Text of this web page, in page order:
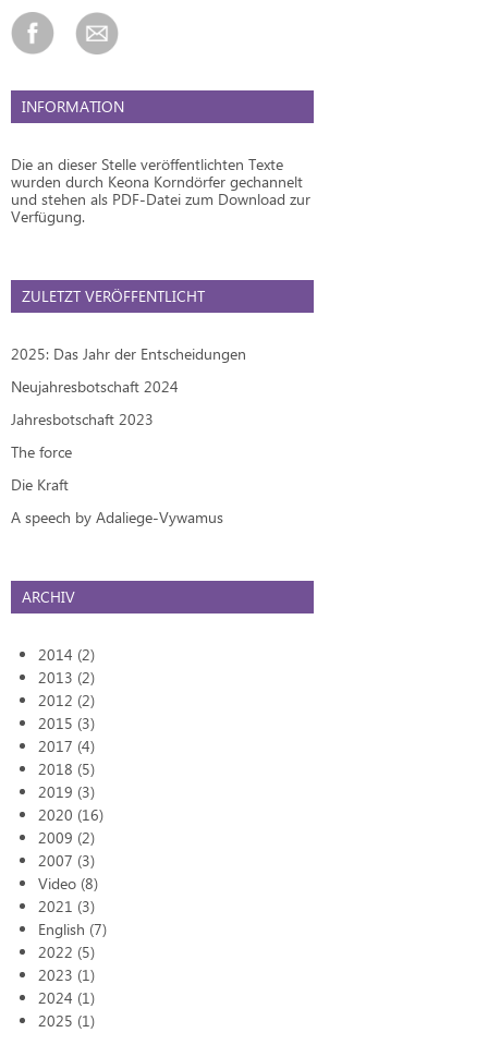
INFORMATION
Die an dieser Stelle veröffentlichten Texte
wurden durch Keona Korndörfer gechannelt
und stehen als PDF-Datei zum Download zur
Verfügung.
ZULETZT VERÖFFENTLICHT
2025: Das Jahr der Entscheidungen
Neujahresbotschaft 2024
Jahresbotschaft 2023
The force
Die Kraft
A speech by Adaliege-Vywamus
ARCHIV
2014 (2)
2013 (2)
2012 (2)
2015 (3)
2017 (4)
2018 (5)
2019 (3)
2020 (16)
2009 (2)
2007 (3)
Video (8)
2021 (3)
English (7)
2022 (5)
2023 (1)
2024 (1)
2025 (1)